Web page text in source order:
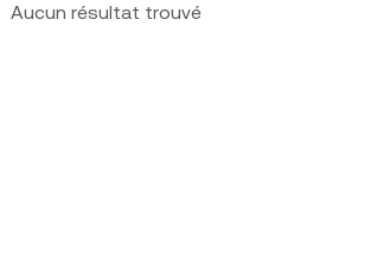
Aucun résultat trouvé